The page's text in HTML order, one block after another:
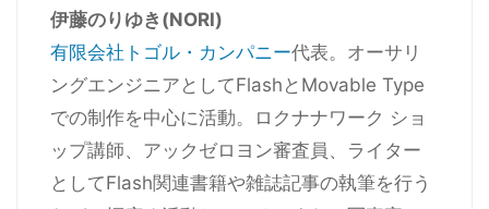
伊藤のりゆき(NORI)
有限会社トゴル・カンパニー代表。オーサリ
ングエンジニアとしてFlashとMovable Type
での制作を中心に活動。ロクナナワーク ショ
ップ講師、アックゼロヨン審査員、ライター
としてFlash関連書籍や雑誌記事の執筆を行う